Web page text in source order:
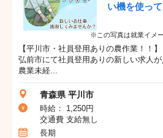
い機を使っ
※この写真は就業イメ
【平川市・社員登用ありの農作業！！】
弘前市にて社員登用ありの新しい求人
農業未経...
青森県 平川市
時給： 1,250円
交通費 支給無し
長期